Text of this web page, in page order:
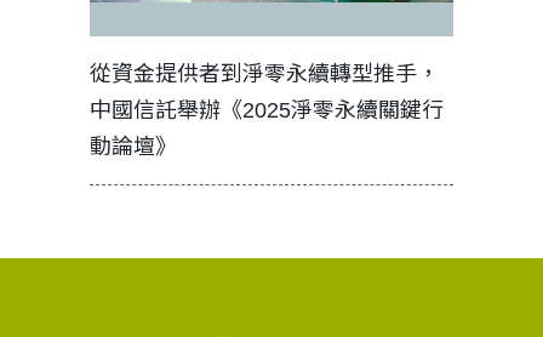
從資金提供者到淨零永續轉型推手，
中國信託舉辦《2025淨零永續關鍵行
動論壇》